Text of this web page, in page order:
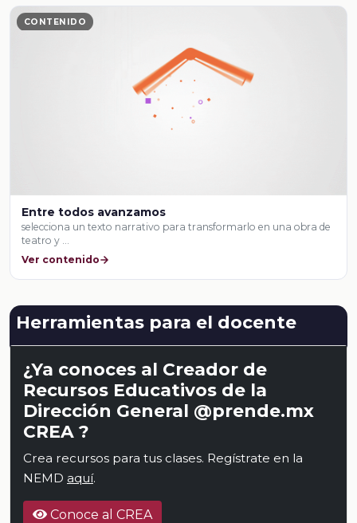
CONTENIDO
Entre todos avanzamos
selecciona un texto narrativo para transformarlo en una obra de
teatro y …
Ver contenido
Herramientas para el docente
¿Ya conoces al Creador de
Recursos Educativos de la
Dirección General @prende.mx
CREA ?
Crea recursos para tus clases. Regístrate en la
NEMD aquí.
Conoce al CREA